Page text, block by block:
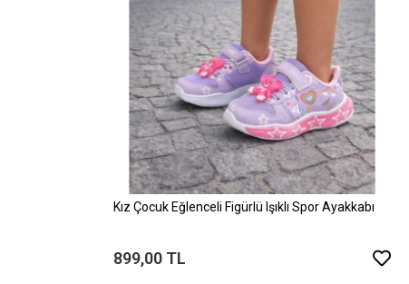
Kız Çocuk Eğlenceli Figürlü Işıklı Spor Ayakkabı
899,00 TL